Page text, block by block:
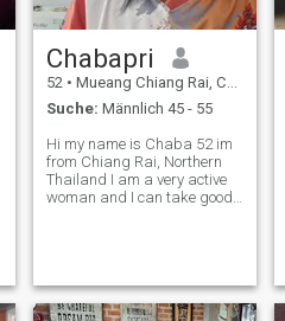
Chabapri
52 • Mueang Chiang Rai, Chiang Rai, Thailand
Suche: Männlich 45 - 55
Hi my name is Chaba 52 im
from Chiang Rai, Northern
Thailand I am a very active
woman and I can take good
and am independent I am
proud of my